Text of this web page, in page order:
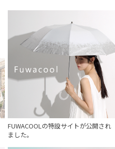
FUWACOOLの特設サイトが公開され
ました。